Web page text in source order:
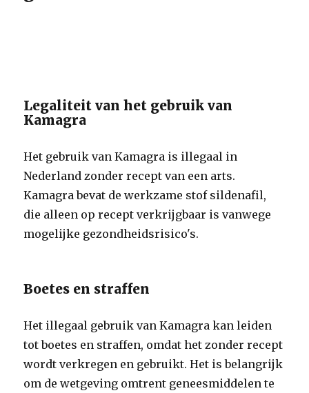
Legaliteit van het gebruik van
Kamagra
Het gebruik van Kamagra is illegaal in
Nederland zonder recept van een arts.
Kamagra bevat de werkzame stof sildenafil,
die alleen op recept verkrijgbaar is vanwege
mogelijke gezondheidsrisico's.
Boetes en straffen
Het illegaal gebruik van Kamagra kan leiden
tot boetes en straffen, omdat het zonder recept
wordt verkregen en gebruikt. Het is belangrijk
om de wetgeving omtrent geneesmiddelen te